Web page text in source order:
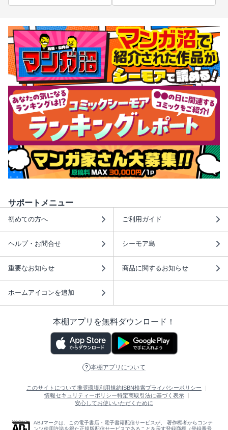
サポートメニュー
初めての方へ ご利用ガイド
ヘルプ・お問合せ シーモア島
重要なお知らせ 商品に関するお知らせ
ホームアイコンを追加
本棚アプリを無料ダウンロード！
本棚アプリについて
このサイトについて推奨環境利用規約ISBN検索プライバシーポリシー
情報セキュリティーポリシー特定商取引法に基づく表示
安心してお使いいただくために
ABJマークは、この電子書店・電子書籍配信サービスが、 著作権者からコンテ
ンツ使用許諾を得た正規版配信サービスであることを示す登録商標（登録番号